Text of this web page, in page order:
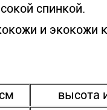
спинкой.
и экокожи
высота